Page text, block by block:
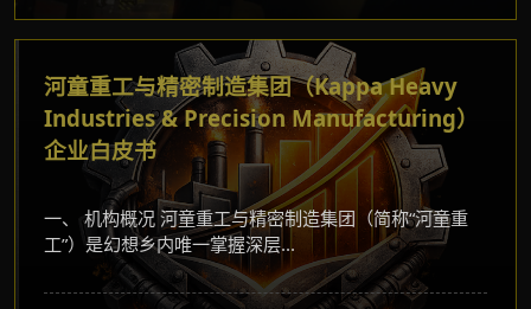
河童重工与精密制造集团（Kappa Heavy
Industries & Precision Manufacturing）
企业白皮书
一、 机构概况 河童重工与精密制造集团（简称“河童重
工”）是幻想乡内唯一掌握深层...